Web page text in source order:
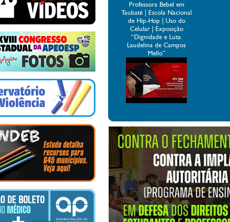
Professora Bebel em
Taubaté | Escola Nacional
de Hip-Hop | Uso do
Celular | Exposição
“Dignidade e Luta:
Laudelina de Campos
Mello”